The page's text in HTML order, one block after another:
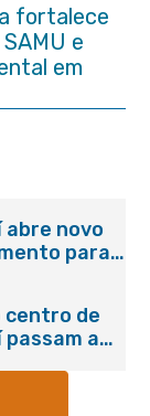
fortalece
e
em
novo
para
centro de
a